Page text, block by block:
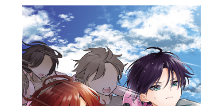
キミノラジオ配信中！
いろんな動画が
見られる